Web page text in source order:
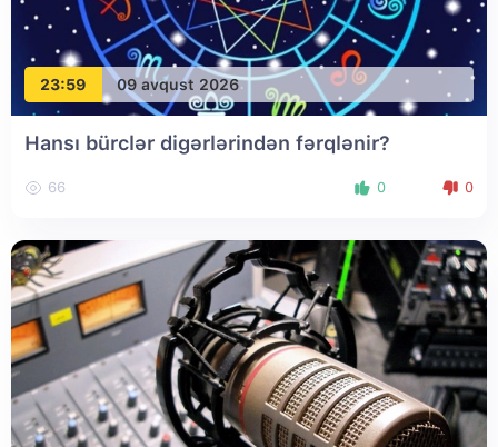
23:59 09 avqust 2026
Hansı bürclər digərlərindən fərqlənir?
66 0 0